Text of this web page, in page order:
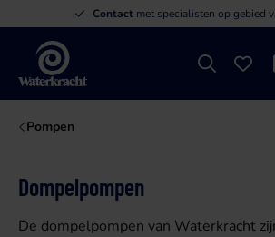
Contact met specialisten op gebied
Waterkracht
Zoeken
Pompen
Dompelpompen
De dompelpompen van Waterkracht